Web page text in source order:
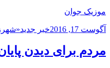
موزیک جوان
ارسال
آگوست 17, 2016 نویسنده
دسته‌ها
خبر جدید
مردم برای دیدن